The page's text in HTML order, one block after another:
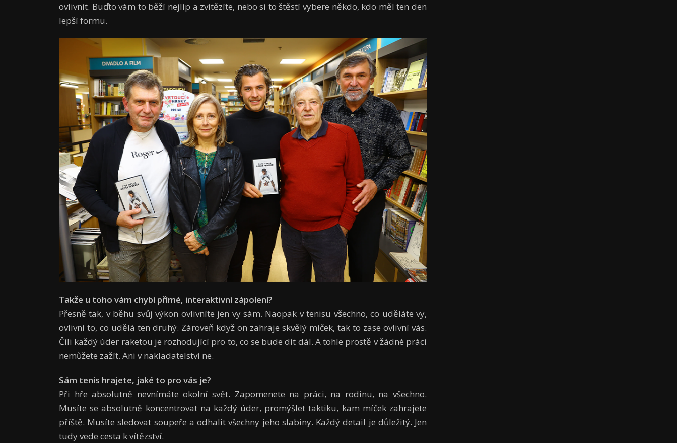
ovlivnit. Buďto vám to běží nejlíp a zvítězíte, nebo si to štěstí vybere někdo, kdo měl ten den
lepší formu.
Takže u toho vám chybípřímé, interaktivnízápolení?
Přesně tak, v běhu svůj výkon ovlivníte jen vy sám. Naopak v tenisu všechno, co uděláte vy,
ovlivní to, co udělá ten druhý. Zároveň když on zahraje skvělý míček, tak to zase ovlivní vás.
Čili každý úder raketou je rozhodující pro to, co se bude dít dál. A tohle prostě v žádné práci
nemůžete zažít. Ani v nakladatelství ne.
Sám tenis hrajete, jaké to pro vás je?
Při hře absolutně nevnímáte okolní svět. Zapomenete na práci, na rodinu, na všechno.
Musíte se absolutně koncentrovat na každý úder, promýšlet taktiku, kam míček zahrajete
příště. Musíte sledovat soupeře a odhalit všechny jeho slabiny. Každý detail je důležitý. Jen
tudy vede cesta k vítězství.